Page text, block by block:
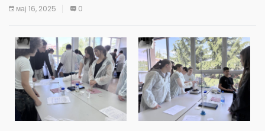
мај 16, 2025 0